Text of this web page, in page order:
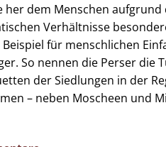
her dem Menschen aufgrund
Verhältnisse
Beispiel für menschlichen
So nennen die Perser die
der Siedlungen in der
– neben Moscheen und